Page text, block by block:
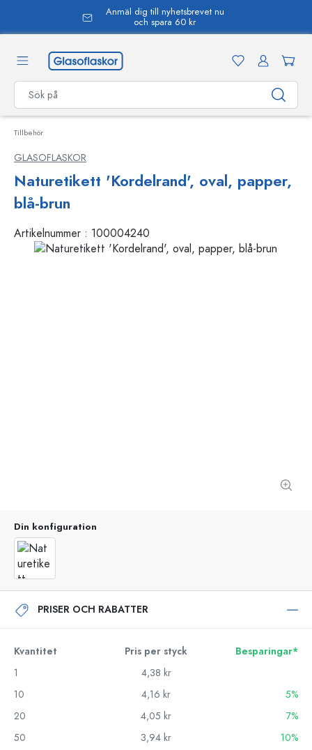
Anmäl dig till nyhetsbrevet nu
och spara 60 kr
Tillbehör
GLASOFLASKOR
Naturetikett 'Kordelrand', oval, papper,
blå-brun
Artikelnummer : 100004240
Din konfiguration
PRISER OCH RABATTER
Kvantitet Pris per styck
Besparingar*
1
4,38 kr
10
4,16 kr
5%
20
4,05 kr
7%
50
3,94 kr
10%